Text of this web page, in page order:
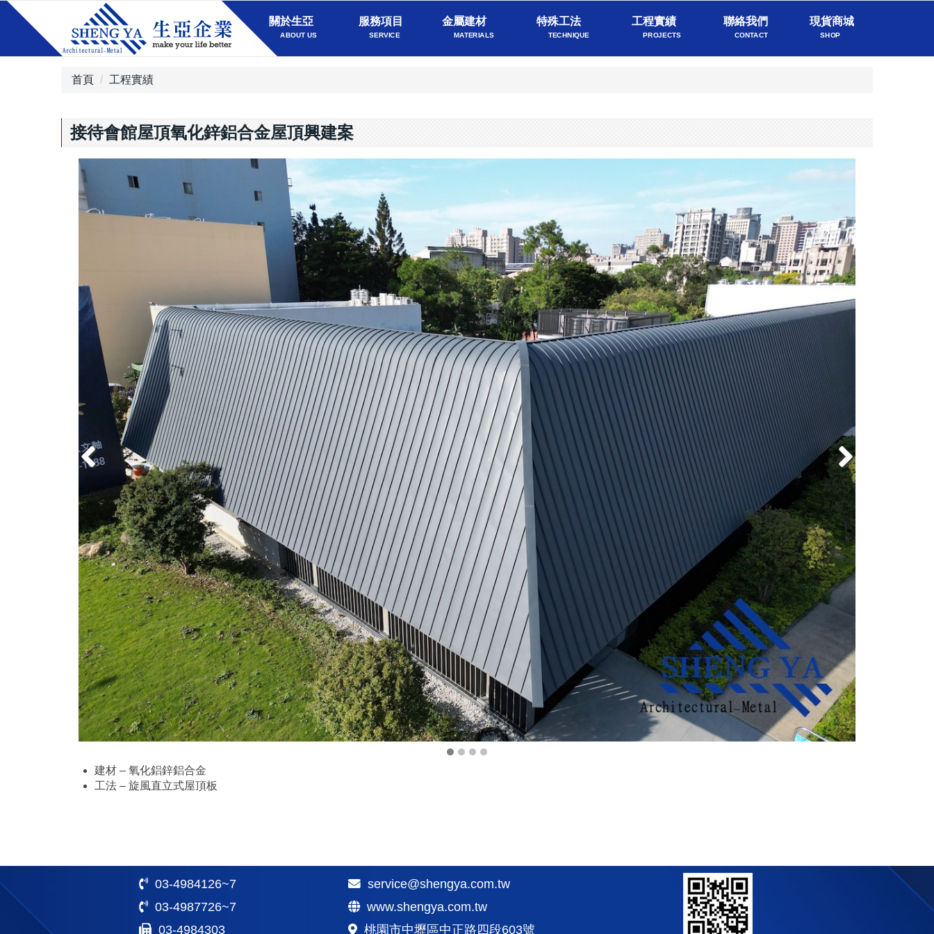
關於生亞
ABOUT US
服務項目
SERVICE
金屬建材
MATERIALS
特殊工法
TECHNIQUE
工程實績
PROJECTS
聯絡我們
CONTACT
現貨商城
SHOP
首頁 工程實績
接待會館屋頂氧化鋅鋁合金屋頂興建案
建材 – 氧化鋁鋅鋁合金
工法 – 旋風直立式屋頂板
03-4984126~7
03-4987726~7
03-4984303
service@shengya.com.tw
www.shengya.com.tw
桃園市中壢區中正路四段603號